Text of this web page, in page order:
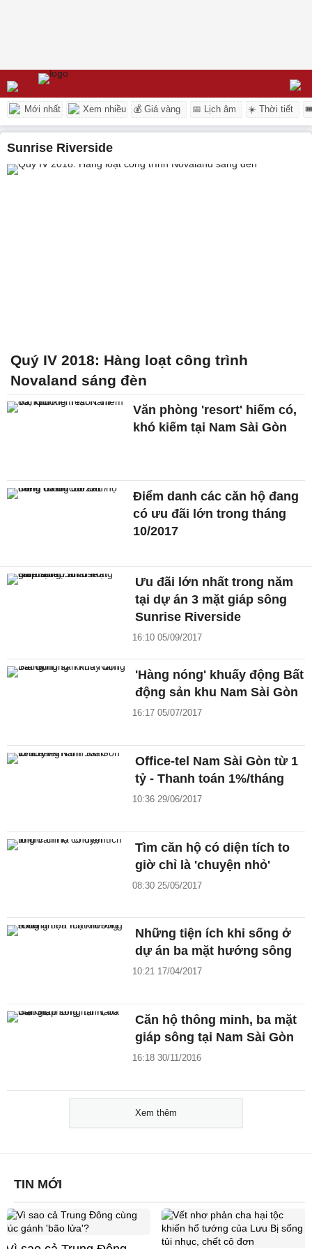
Mới nhất Xem nhiều 💰 Giá vàng 📅 Lịch âm ☀️ Thời tiết
Sunrise Riverside
Quý IV 2018: Hàng loạt công trình
Novaland sáng đèn
Văn phòng 'resort' hiếm có,
khó kiếm tại Nam Sài Gòn
Điểm danh các căn hộ đang
có ưu đãi lớn trong tháng
10/2017
Ưu đãi lớn nhất trong năm
tại dự án 3 mặt giáp sông
Sunrise Riverside
16:10 05/09/2017
'Hàng nóng' khuấy động Bất
động sản khu Nam Sài Gòn
16:17 05/07/2017
Office-tel Nam Sài Gòn từ 1
tỷ - Thanh toán 1%/tháng
10:36 29/06/2017
Tìm căn hộ có diện tích to
giờ chỉ là 'chuyện nhỏ'
08:30 25/05/2017
Những tiện ích khi sống ở
dự án ba mặt hướng sông
10:21 17/04/2017
Căn hộ thông minh, ba mặt
giáp sông tại Nam Sài Gòn
16:18 30/11/2016
Xem thêm
TIN MỚI